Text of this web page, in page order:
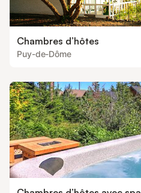
Chambres d’hôtes
Puy-de-Dôme